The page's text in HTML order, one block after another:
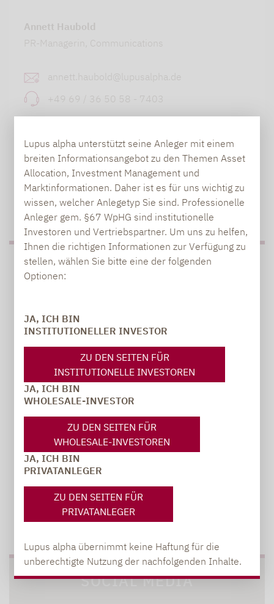
Lupus alpha unterstützt seine Anleger mit einem
breiten Informationsangebot zu den Themen Asset
Allocation, Investment Management und
Marktinformationen. Daher ist es für uns wichtig zu
wissen, welcher Anlegetyp Sie sind. Professionelle
Anleger gem. §67 WpHG sind institutionelle
Investoren und Vertriebspartner. Um uns zu helfen,
Ihnen die richtigen Informationen zur Verfügung zu
stellen, wählen Sie bitte eine der folgenden
Optionen:
JA, ICH BIN
INSTITUTIONELLER INVESTOR
ZU DEN SEITEN FÜR
INSTITUTIONELLE INVESTOREN
JA, ICH BIN
WHOLESALE-INVESTOR
ZU DEN SEITEN FÜR
WHOLESALE-INVESTOREN
JA, ICH BIN
PRIVATANLEGER
ZU DEN SEITEN FÜR
PRIVATANLEGER
Lupus alpha übernimmt keine Haftung für die
unberechtigte Nutzung der nachfolgenden Inhalte.
Annett Haubold
PR-Managerin, Communications
annett.haubold@lupusalpha.de
+49 69 / 36 50 58 - 7403
PRESSE
Carsten Michael
carsten.michael@lupusalpha.de
+49 69 / 36 50 58 - 7402
ZUM PRESSEBEREICH
SOCIAL MEDIA